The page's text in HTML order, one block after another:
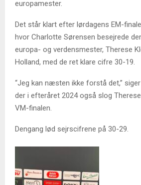
europamester.
Det står klart efter lørdagens EM-
hvor Charlotte Sørensen besejrede
europa- og verdensmester, Therese
Holland, med de ret klare cifre 30-19.
“Jeg kan næsten ikke forstå det,”
der i efteråret 2024 også slog
VM-finalen.
Dengang lød sejrscifrene på 30-29.